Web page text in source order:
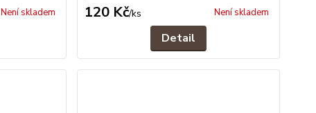
Není skladem 120 Kč/ks Není skladem
Detail